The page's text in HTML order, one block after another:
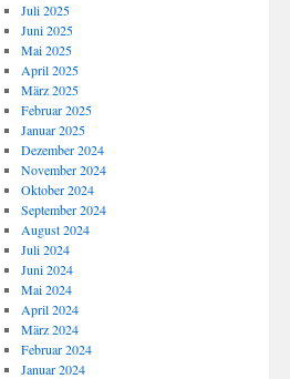
Juli 2025
Juni 2025
Mai 2025
April 2025
März 2025
Februar 2025
Januar 2025
Dezember 2024
November 2024
Oktober 2024
September 2024
August 2024
Juli 2024
Juni 2024
Mai 2024
April 2024
März 2024
Februar 2024
Januar 2024